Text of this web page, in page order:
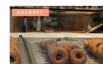
GOURMET